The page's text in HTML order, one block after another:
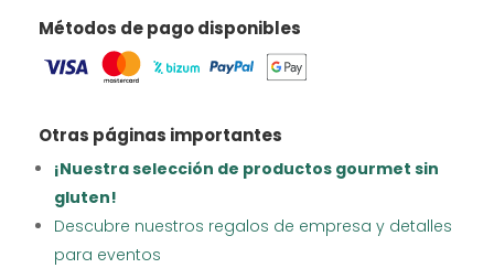
Métodos de pago disponibles
Otras páginas importantes
¡Nuestra selección de productos gourmet sin
gluten!
Descubre nuestros regalos de empresa y detalles
para eventos